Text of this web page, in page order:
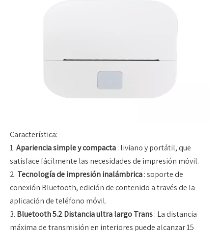
Característica:
1.Apariencia simple y compacta: liviano y portátil, que
satisface fácilmente las necesidades de impresión móvil.
2. Tecnología de impresión inalámbrica: soporte de
conexión Bluetooth, edición de contenido a través de la
aplicación de teléfono móvil.
3. Bluetooth 5.2 Distancia ultra largo Trans: La distancia
máxima de transmisión en interiores puede alcanzar 15